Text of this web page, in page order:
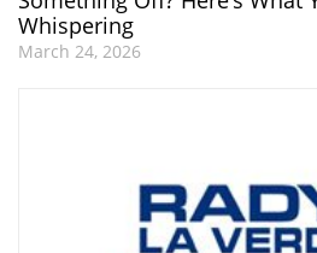
Whispering
March 24, 2026